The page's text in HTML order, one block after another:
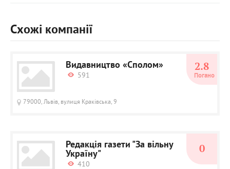
Схожі компанії
Видавництво «Сполом»
591
79000, Львів, вулиця Краківська, 9
2.8
Погано
Редакція газети "За вільну
Україну"
410
0